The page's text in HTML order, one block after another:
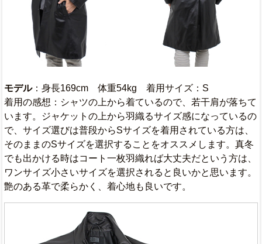
モデル：身長169cm 体重54kg 着用サイズ：S
着用の感想：シャツの上から着ているので、若干肩が落ちて
います。ジャケットの上から羽織るサイズ感になっているの
で、サイズ選びは普段からSサイズを着用されている方は、
そのままのSサイズを選択することをオススメします。真冬
でも出かける時はコート一枚羽織れば大丈夫だという方は、
ワンサイズ小さいサイズを選択されると良いかと思います。
艶のある革で柔らかく、着心地も良いです。